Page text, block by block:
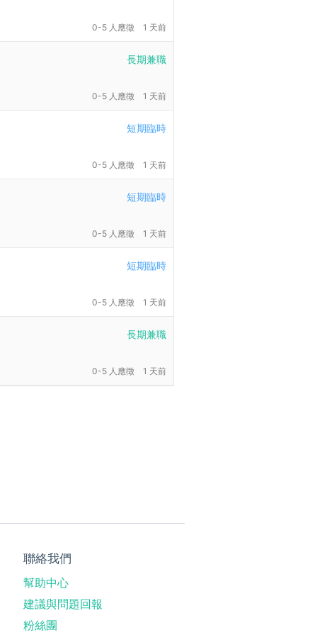
0-5 人應徵 1 天前
長期兼職
0-5 人應徵 1 天前
短期臨時
0-5 人應徵 1 天前
短期臨時
0-5 人應徵 1 天前
短期臨時
0-5 人應徵 1 天前
長期兼職
0-5 人應徵 1 天前
聯絡我們
幫助中心
建議與問題回報
粉絲團